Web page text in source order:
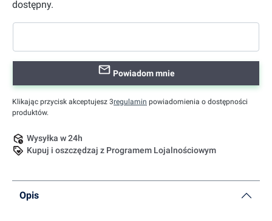
dostępny.
Powiadom mnie
Klikając przycisk akceptujesz 3regulamin powiadomienia o dostępności
produktów.
Wysyłka w 24h
Kupuj i oszczędzaj z Programem Lojalnościowym
Opis